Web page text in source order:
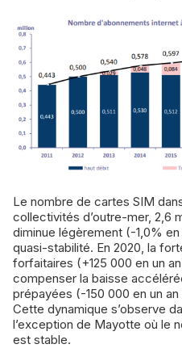
Le nombre de cartes SIM dans les départements et
collectivités d’outre-mer, 2,6
diminue légèrement (-1,0%
quasi-stabilité. En 2020, la
forfaitaires (+125 000 en un
compenser la baisse
prépayées (-150 000 en un
Cette dynamique s’observe
l’exception de Mayotte où le
est stable.